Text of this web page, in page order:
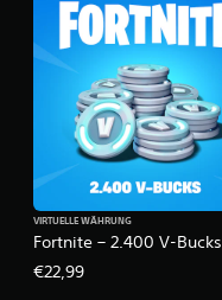
Fortnite – 2.400 V-Bucks
VIRTUELLE WÄHRUNG
€22,99